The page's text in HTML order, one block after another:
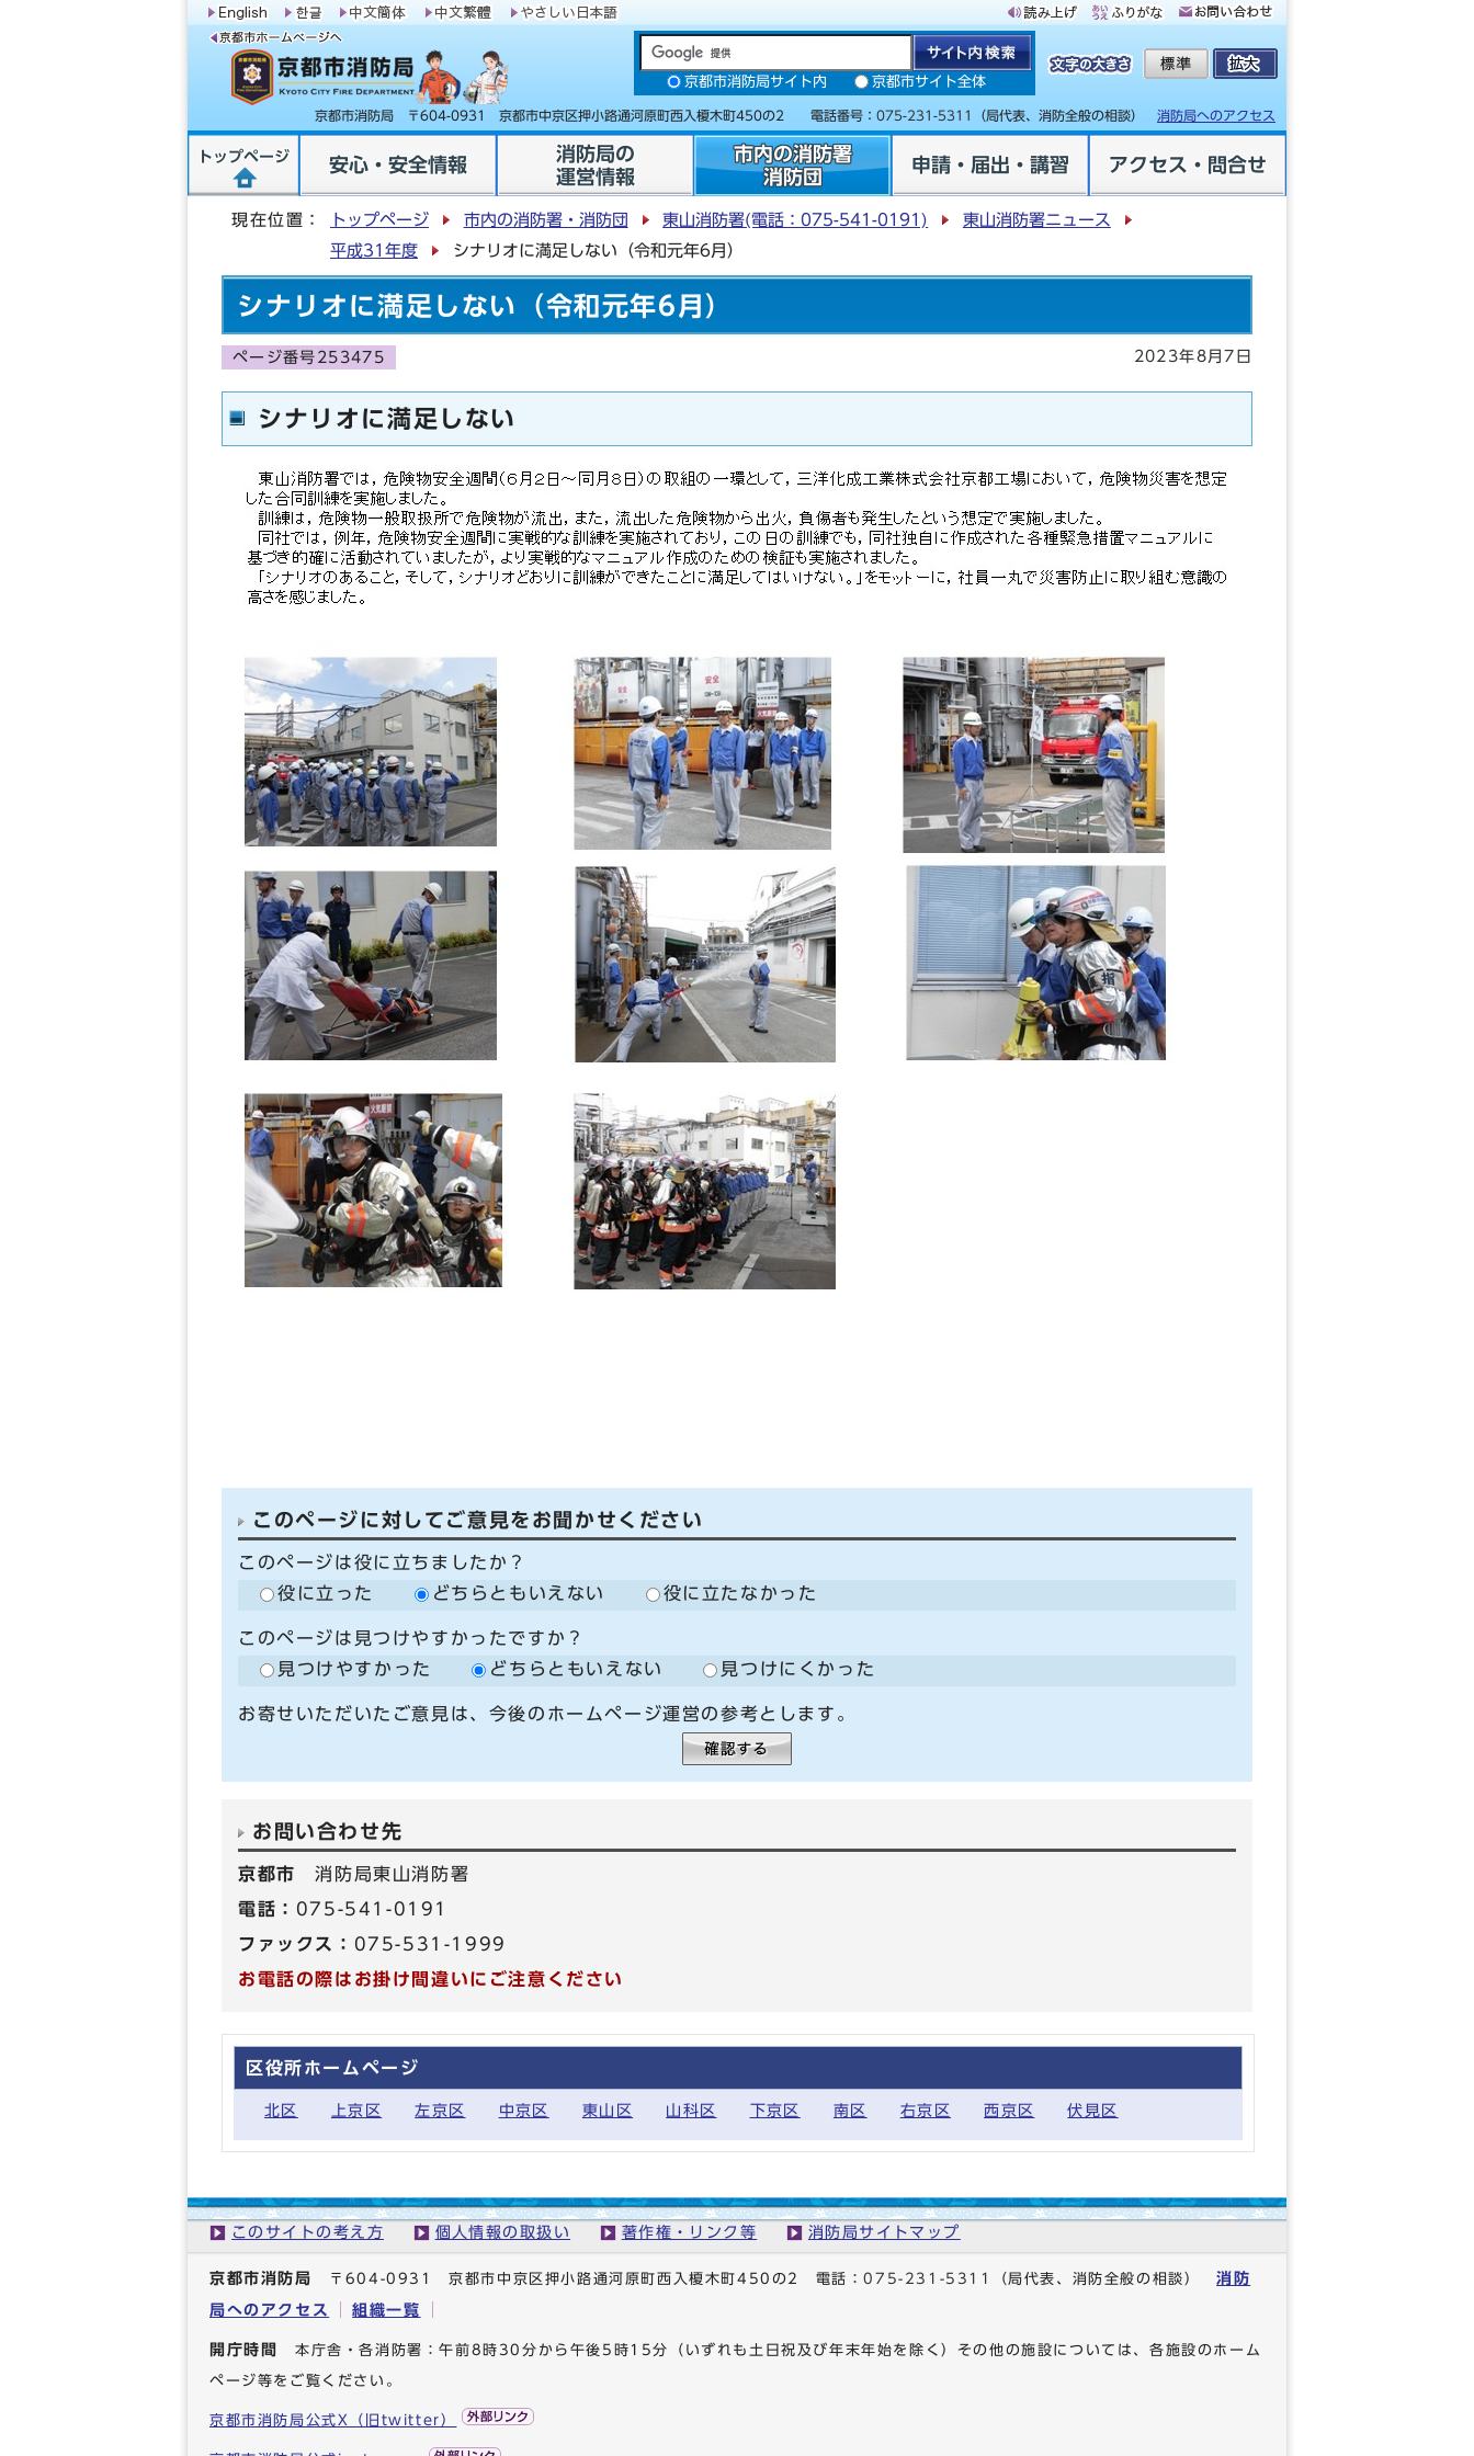
京都市消防局サイト内 京都市サイト全体
京都市消防局 〒604-0931 京都市中京区押小路通河原町西入榎木町450の2 電話番号： 075-231-5311 （局代表、消防全般の相談） 消防局へのアクセス
トップページ 安心・安全情報
消防局の
運営情報
市内の消防署
消防団
申請・届出・講習 アクセス・問合せ
現在位置： トップページ 市内の消防署・消防団 東山消防署(電話：075-541-0191)
東山消防署ニュース
平成31年度
シナリオに満足しない（令和元年6月）
シナリオに満足しない（令和元年6月）
ページ番号253475 2023年8月7日
シナリオに満足しない
このページに対してご意見をお聞かせください
このページは役に立ちましたか？
役に立った
どちらともいえない 役に立たなかった
このページは見つけやすかったですか？
見つけやすかった
どちらともいえない 見つけにくかった
お寄せいただいたご意見は、今後のホームページ運営の参考とします。
お問い合わせ先
京都市消防局東山消防署
電話： 075-541-0191
ファックス： 075-531-1999
お電話の際はお掛け間違いにご注意ください
区役所ホームページ
北区 上京区 左京区 中京区 東山区 山科区 下京区 南区 右京区 西京区 伏見区
このサイトの考え方 個人情報の取扱い 著作権・リンク等 消防局サイトマップ
京都市消防局 〒604-0931 京都市中京区押小路通河原町西入榎木町450の2 電話：075-231-5311 （局代表、消防全般の相談）消防
局へのアクセス
組織一覧
開庁時間 本庁舎・各消防署：午前8時30分から午後5時15分（いずれも土日祝及び年末年始を除く）その他の施設については、各施設のホーム
ページ等をご覧ください。
京都市消防局公式X（旧twitter）